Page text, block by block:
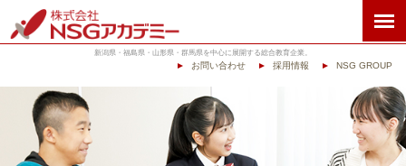
新潟県・福島県・山形県・群馬県を中心に展開する総合教育企業。
お問い合わせ 採用情報 NSG GROUP